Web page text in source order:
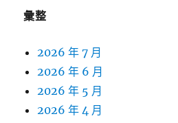
彙整
2026 年 7 月
2026 年 6 月
2026 年 5 月
2026 年 4 月